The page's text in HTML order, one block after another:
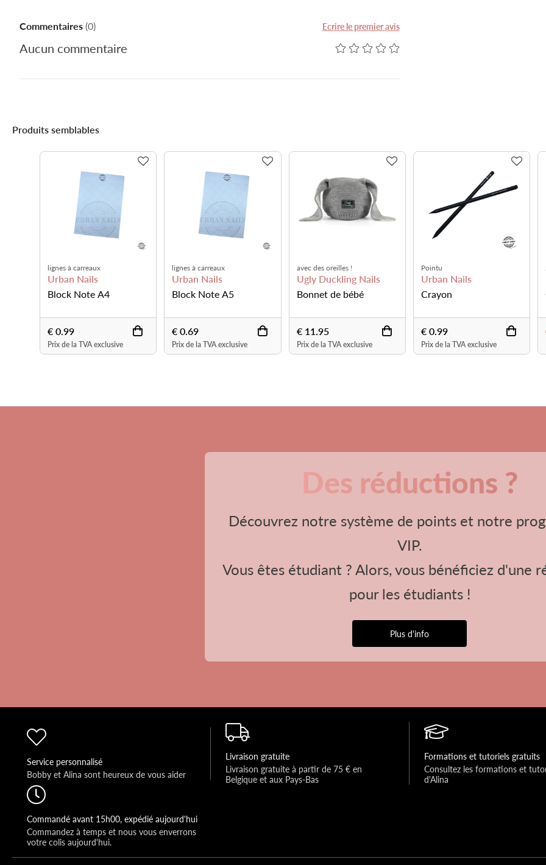
Commentaires(0) Ecrire le premier avis
Aucun commentaire
Produits semblables
Urban Nails
Crayon
€ 0.99
Prix de la TVA exclusive
25pcs avec couvercle
Ugly Duckling Nails
Gobelets en carton
€ 4.47 € 8.95
Prix de la TVA exclusive
avec logo UD
Ugly Duckling Nails
Lanyard
€ 1.25
Prix de la TVA exclusive
avec 2 lumières led
Urban Nails
Lunettes loupe
€ 14.99
Prix de la TVA exclusive
€
Prix
Des réductions ?
Découvrez notre système de points et notre
VIP.
Vous êtes étudiant ? Alors, vous bénéficiez d'une
pour les étudiants !
Plus d'info
Service personnalisé
Bobby et Alina sont heureux de vous aider
Livraison gratuite
Livraison gratuite à partir de 75 € en
Belgique et aux Pays-Bas
Formations et tutoriels gratuits
Consultez les formations et
d'Alina
Commandé avant 15h00, expédié aujourd'hui
Commandez à temps et nous vous enverrons
votre colis aujourd'hui.